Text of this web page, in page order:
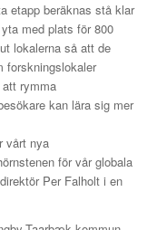
etapp beräknas stå klar
med plats för 800
lokalerna så att de
forskningslokaler
rymma
kan lära sig mer
vårt nya
för vår globala
Per Falholt i en